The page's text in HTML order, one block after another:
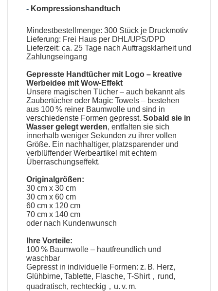
- Kompressionshandtuch
Mindestbestellmenge: 300 Stück je Druckmotiv
Lieferung: Frei Haus per DHL/UPS/DPD
Lieferzeit: ca. 25 Tage nach Auftragsklarheit und
Zahlungseingang
Gepresste Handtücher mit Logo – kreative
Werbeidee mit Wow-Effekt
Unsere magischen Tücher – auch bekannt als
Zaubertücher oder Magic Towels – bestehen
aus 100 % reiner Baumwolle und sind in
verschiedenste Formen gepresst.Sobald sie in
Wasser gelegt werden, entfalten sie sich
innerhalb weniger Sekunden zu ihrer vollen
Größe. Ein nachhaltiger, platzsparender und
verblüffender Werbeartikel mit echtem
Überraschungseffekt.
Originalgrößen:
30 cm x 30 cm
30 cm x 60 cm
60 cm x 120 cm
70 cm x 140 cm
oder nach Kundenwunsch
Ihre Vorteile:
100 % Baumwolle – hautfreundlich und
waschbar
Gepresst in individuelle Formen: z. B. Herz,
Glühbirne, Tablette, Flasche, T-Shirt，rund,
quadratisch, rechteckig，u. v. m.